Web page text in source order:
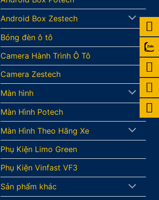
Android Box Zestech
Bóng đèn ô tô
Camera Hành Trình Ô Tô
Camera Zestech
Màn hình
Màn Hình Potech
Màn Hình Theo Hãng Xe
Phụ Kiện Limo Green
Phụ Kiện Vinfast VF3
Sản phẩm khác